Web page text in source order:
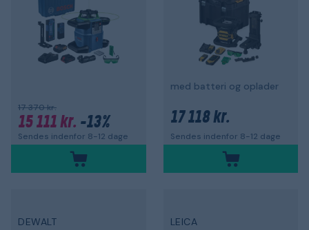
17 370 kr.
15 111 kr. -13%
Sendes indenfor 8-12 dage
med batteri og oplader
17 118 kr.
Sendes indenfor 8-12 dage
DEWALT LEICA